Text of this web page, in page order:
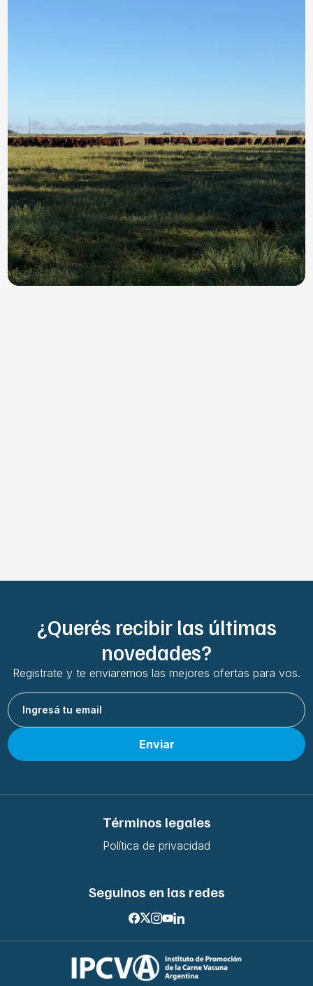
¿Querés recibir las últimas
novedades?
Registrate y te enviaremos las mejores ofertas para vos.
Enviar
Términos legales
Política de privacidad
Seguinos en las redes